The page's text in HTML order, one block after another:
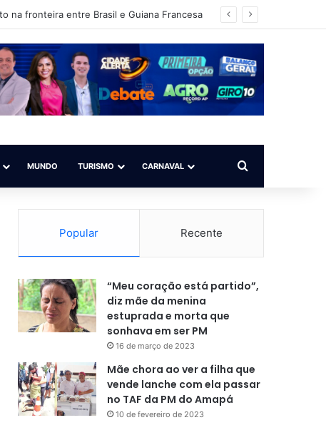
MUNDO TURISMO CARNAVAL Procurar por
Popular Recente
“Meu coração está partido”,
diz mãe da menina
estuprada e morta que
sonhava em ser PM
16 de março de 2023
Mãe chora ao ver a filha que
vende lanche com ela passar
no TAF da PM do Amapá
10 de fevereiro de 2023